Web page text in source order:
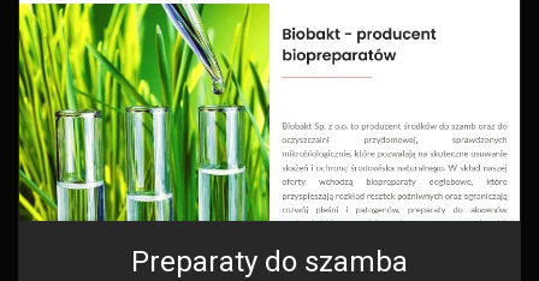
Preparaty do szamba